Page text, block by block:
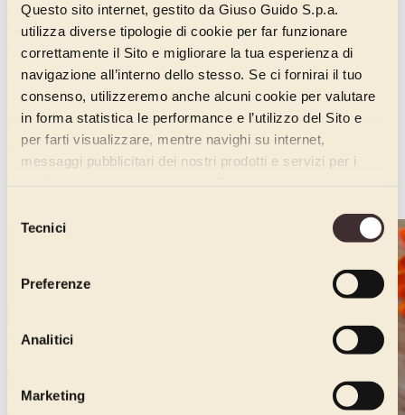
Questo sito internet, gestito da Giuso Guido S.p.a.
utilizza diverse tipologie di cookie per far funzionare
correttamente il Sito e migliorare la tua esperienza di
navigazione all’interno dello stesso. Se ci fornirai il tuo
consenso, utilizzeremo anche alcuni cookie per valutare
in forma statistica le performance e l’utilizzo del Sito e
per farti visualizzare, mentre navighi su internet,
messaggi pubblicitari dei nostri prodotti e servizi per i
delTecnici
Preferenze
Analitici
Marketing
Le abitudini dei consumatori attuali sono cambiate nel corso degli
anni e hanno modificato anche l\'offerta ristorativa disponibile, così,
se fino a pochi anni fa pasticceria e bar erano due locali ben distinti e
diversi l'una dall'altro, oggi il connubio che li lega è sempre più
stretto e, anche quando si pensa al caffè, è sempre più difficile
evitare di gustare anche un dolce.
Non solo, se fino a pochi anni fa il profumo del bar era caratterizzato
dall'aroma di caffè tostato, ora è sempre più comune respirare e
gustare la frutta, soprattutto nei mesi più caldi: frullati, centrifugati